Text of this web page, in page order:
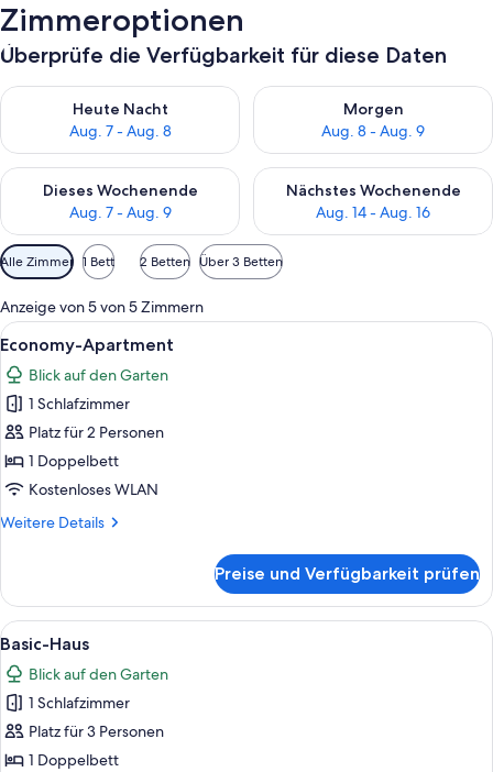
Zimmeroptionen
Überprüfe die Verfügbarkeit für diese Daten
Heute Nacht
Aug. 7 - Aug. 8
Überprüfe die Verfügbarkeit für heute Nacht, Aug. 7 - Aug. 8.
Morgen
Aug. 8 - Aug. 9
Überprüfe die Verfügbarkeit
Dieses Wochenende
Aug. 7 - Aug. 9
Überprüfe die Verfügbarkeit für dieses Wochenende, Aug. 7
Nächstes Wochenende
Aug. 14 - Aug. 16
Überprüfe die Verfügbarkeit
Verfügbare
Filter
für
Zimmer
Alle Zimmer 1 Bett 2 Betten Über 3 Betten
Anzeige von 5 von 5 Zimmern
Alle
Fotos
für
Economy-
Apartment
anzeigen
Ein modernes Schlafzimmer mit
17
Economy-Apartment
Blick auf den Garten
1 Schlafzimmer
Platz für 2 Personen
1 Doppelbett
Kostenloses WLAN
Weitere Details
Weitere
Apartment
Preise und Verfügbarkeit prüfen
Alle
Fotos
für
Basic-
Haus
anzeigen
Ein Schlafzimmer mit einem Bett,
13
Basic-Haus
Blick auf den Garten
1 Schlafzimmer
Platz für 3 Personen
1 Doppelbett